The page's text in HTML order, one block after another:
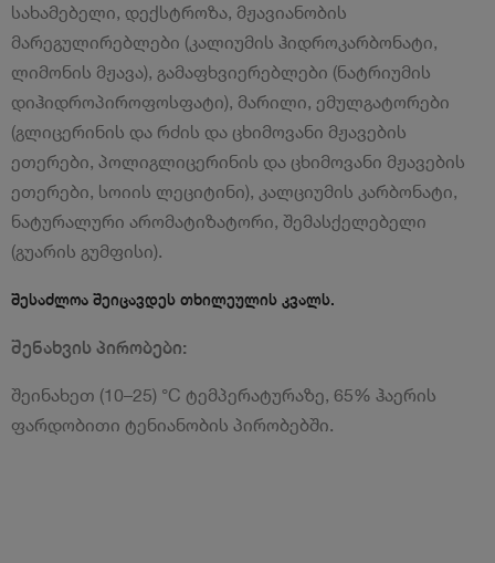
სახამებელი, დექსტროზა, მჟავიანობის
მარეგულირებლები (კალიუმის ჰიდროკარბონატი,
ლიმონის მჟავა), გამაფხვიერებლები (ნატრიუმის
დიჰიდროპიროფოსფატი), მარილი, ემულგატორები
(გლიცერინის და რძის და ცხიმოვანი მჟავების
ეთერები, პოლიგლიცერინის და ცხიმოვანი მჟავების
ეთერები, სოიის ლეციტინი), კალციუმის კარბონატი,
ნატურალური არომატიზატორი, შემასქელებელი
(გუარის გუმფისი).
შესაძლოა შეიცავდეს თხილეულის კვალს.
შენახვის პირობები:
შეინახეთ (10–25) °C ტემპერატურაზე, 65% ჰაერის
ფარდობითი ტენიანობის პირობებში.